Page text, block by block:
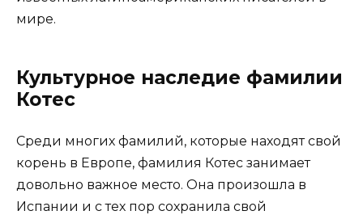
мире.
Культурное наследие фамилии
Котес
Среди многих фамилий, которые находят свой
корень в Европе, фамилия Котес занимает
довольно важное место. Она произошла в
Испании и с тех пор сохранила свой